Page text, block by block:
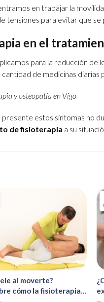
en trabajar la
tensiones para evitar que
en el
para la reducción de
de medicinas diarias
y osteopatía en Vigo
estos síntomas no
de fisioterapia a su
al moverte?
cómo la fisioterapia